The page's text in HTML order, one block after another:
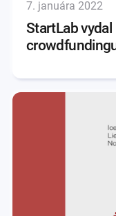
7. januára 2022
StartLab